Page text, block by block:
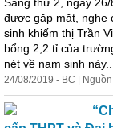
được gặp mặt, nghe
sinh khiếm thị Trần
bổng 2,2 tỉ của
nét về nam sinh này....
24/08/2019 - BC |